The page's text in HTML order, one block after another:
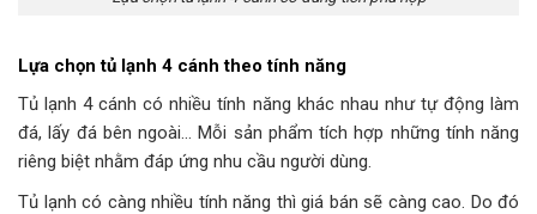
Lựa chọn tủ lạnh 4 cánh theo tính năng
Tủ lạnh 4 cánh có nhiều tính năng khác nhau như tự động làm
đá, lấy đá bên ngoài… Mỗi sản phẩm tích hợp những tính năng
riêng biệt nhằm đáp ứng nhu cầu người dùng.
Tủ lạnh có càng nhiều tính năng thì giá bán sẽ càng cao. Do đó